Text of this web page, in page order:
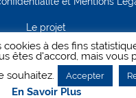
Le projet
Contact
- Pour Cyclisme Pour Tous
cookies à des fins
êtes d'accord, mais vous
souhaitez.
Accepter
En Savoir Plus